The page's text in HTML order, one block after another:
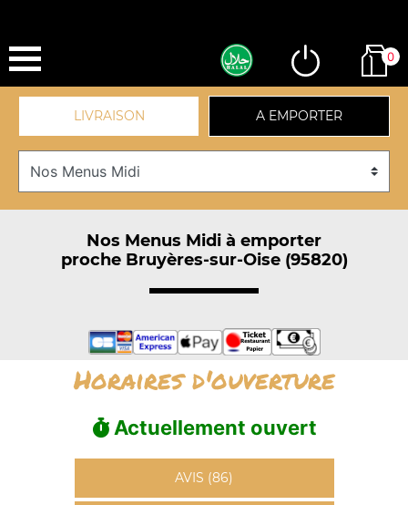
0
LIVRAISON A EMPORTER
Nos Menus Midi à emporter
proche Bruyères-sur-Oise (95820)
Horaires d'ouverture
Actuellement ouvert
AVIS (86)